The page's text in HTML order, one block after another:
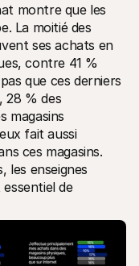
montre que les
La moitié des
ses achats en
contre 41 %
que ces derniers
28 % des
magasins
fait aussi
ces magasins.
les enseignes
de